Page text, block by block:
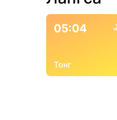
05:04
Тонг